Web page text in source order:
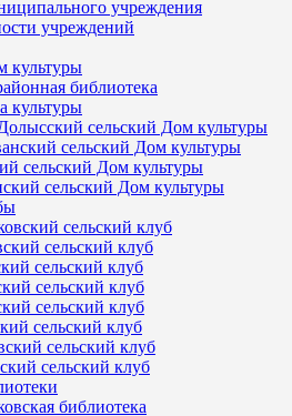
учреждения
учреждений
культуры
библиотека
культуры
сельский Дом культуры
сельский Дом культуры
сельский Дом культуры
сельский Дом культуры
сельский клуб
сельский клуб
сельский клуб
сельский клуб
сельский клуб
сельский клуб
сельский клуб
сельский клуб
библиотека